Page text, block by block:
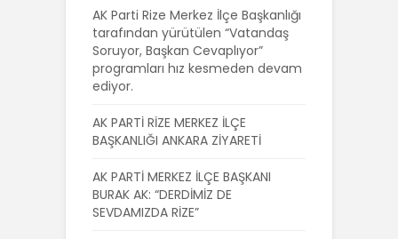
AK Parti Rize Merkez İlçe Başkanlığı
tarafından yürütülen “Vatandaş
Soruyor, Başkan Cevaplıyor”
programları hız kesmeden devam
ediyor.
AK PARTİ RİZE MERKEZ İLÇE
BAŞKANLIĞI ANKARA ZİYARETİ
AK PARTİ MERKEZ İLÇE BAŞKANI
BURAK AK: “DERDİMİZ DE
SEVDAMIZDA RİZE”